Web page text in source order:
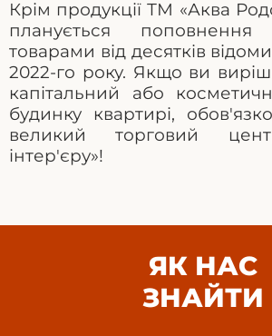
Крім продукції ТМ «Аква
планується поповнення
товарами від десятків
2022-го року. Якщо ви
капітальний або
будинку квартирі,
великий торговий
інтер'єру»!
ЯК НАС
ЗНАЙТИ